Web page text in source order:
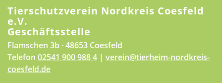
Tierschutzverein Nordkreis Coesfeld
e.V.
Geschäftsstelle
Flamschen 3b · 48653 Coesfeld
Telefon 02541 900 988 4 | verein@tierheim-nordkreis-
coesfeld.de